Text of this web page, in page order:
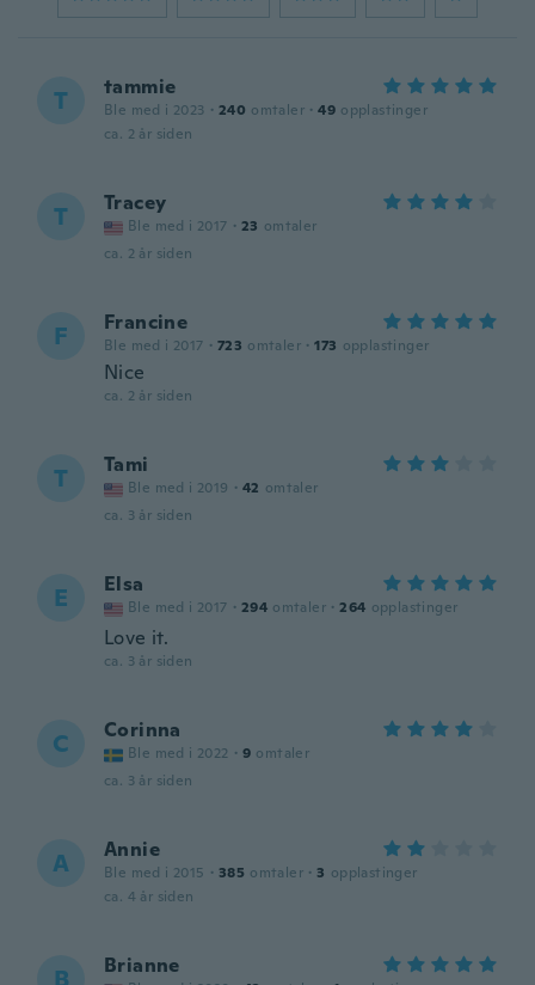
T tammie
Ble med i 2023 · 240 omtaler · 49 opplastinger
ca. 2 år siden
T Tracey
Ble med i 2017 · 23 omtaler
ca. 2 år siden
F Francine
Ble med i 2017 · 723 omtaler · 173 opplastinger
Nice
ca. 2 år siden
T Tami
Ble med i 2019 · 42 omtaler
ca. 3 år siden
E Elsa
Ble med i 2017 · 294 omtaler · 264 opplastinger
Love it.
ca. 3 år siden
C Corinna
Ble med i 2022 · 9 omtaler
ca. 3 år siden
A Annie
Ble med i 2015 · 385 omtaler · 3 opplastinger
ca. 4 år siden
Brianne